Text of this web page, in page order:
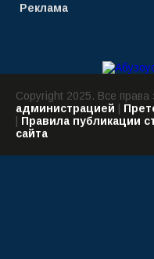
Реклама
Copyright 2025. Все
администрацией
Правила публикации
сайта